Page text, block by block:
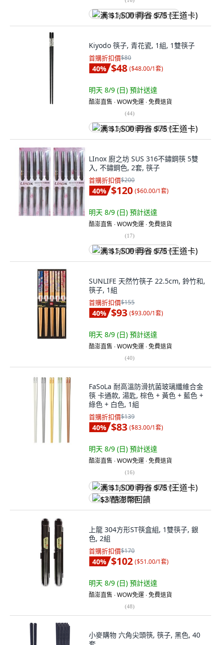
满 $1,500 再省 $75 (王道卡)
Kiyodo 筷子, 青花瓷, 1組, 1雙筷子
首購折扣價$80
40% $48 ($48.00/1套)
明天 8/9 (日) 預計送達
酷澎直售 ∙ WOW免運 ∙ 免費退貨
(44)
满 $1,500 再省 $75 (王道卡)
LInox 廚之坊 SUS 316不鏽鋼筷 5雙
入, 不鏽鋼色, 2套, 筷子
首購折扣價$200
40% $120 ($60.00/1套)
明天 8/9 (日) 預計送達
酷澎直售 ∙ WOW免運 ∙ 免費退貨
(17)
满 $1,500 再省 $75 (王道卡)
SUNLIFE 天然竹筷子 22.5cm, 鈴竹和,
筷子, 1組
首購折扣價$155
40% $93 ($93.00/1套)
明天 8/9 (日) 預計送達
酷澎直售 ∙ WOW免運 ∙ 免費退貨
(40)
FaSoLa 耐高溫防滑抗菌玻璃纖維合金
筷 卡通款, 湯匙, 棕色 + 黃色 + 藍色 +
綠色 + 白色, 1組
首購折扣價$139
40% $83 ($83.00/1套)
明天 8/9 (日) 預計送達
酷澎直售 ∙ WOW免運 ∙ 免費退貨
(16)
满 $1,500 再省 $75 (王道卡)
$3 酷澎幣回饋
上龍 304方形ST筷盒組, 1雙筷子, 銀
色, 2組
首購折扣價$170
40% $102 ($51.00/1套)
明天 8/9 (日) 預計送達
酷澎直售 ∙ WOW免運 ∙ 免費退貨
(48)
小麥購物 六角尖頭筷, 筷子, 黑色, 40